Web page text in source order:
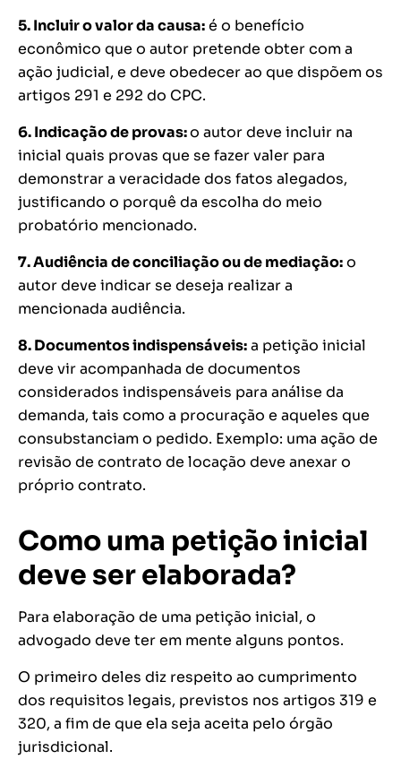
5. Incluir o valor da causa:é o benefício
econômico que o autor pretende obter com a
ação judicial, e deve obedecer ao que dispõem os
artigos 291 e 292 do CPC.
6. Indicação de provas:o autor deve incluir na
inicial quais provas que se fazer valer para
demonstrar a veracidade dos fatos alegados,
justificando o porquê da escolha do meio
probatório mencionado.
7. Audiência de conciliação ou de mediação:o
autor deve indicar se deseja realizar a
mencionada audiência.
8. Documentos indispensáveis:a petição inicial
deve vir acompanhada de documentos
considerados indispensáveis para análise da
demanda, tais como a procuração e aqueles que
consubstanciam o pedido. Exemplo: uma ação de
revisão de contrato de locação deve anexar o
próprio contrato.
Como uma petição inicial
deve ser elaborada?
Para elaboração de uma petição inicial, o
advogado deve ter em mente alguns pontos.
O primeiro deles diz respeito ao cumprimento
dos requisitos legais, previstos nos artigos 319 e
320, a fim de que ela seja aceita pelo órgão
jurisdicional.